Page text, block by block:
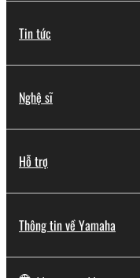
Tin tức
Nghệ sĩ
Hỗ trợ
Thông tin về Yamaha